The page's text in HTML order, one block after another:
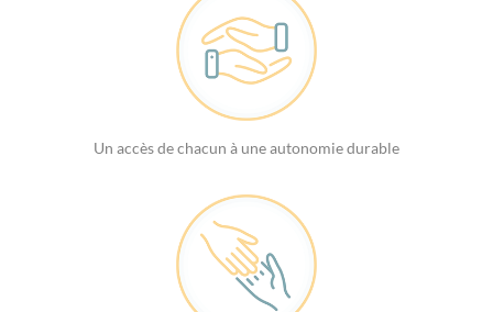
Un accès de chacun à une autonomie durable